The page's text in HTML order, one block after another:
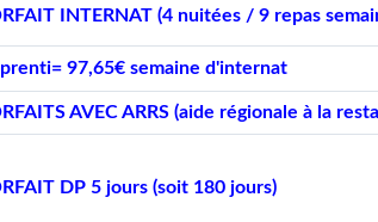
INTERNAT (4 nuitées / 9 repas
97,65€ semaine d'internat
AVEC ARRS (aide régionale à la
DP 5 jours (soit 180 jours)